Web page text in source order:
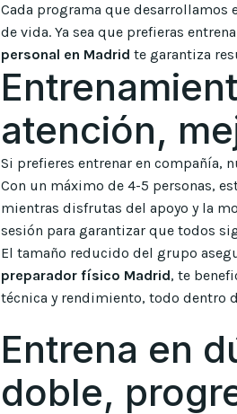
Cada programa que
de vida. Ya sea que prefieras
personal en Madrid te garantiza
atención,
Si prefieres entrenar en compañía,
Con un máximo de 4-5 personas,
mientras disfrutas del apoyo y la
sesión para garantizar que todos
El tamaño reducido del grupo
preparador físico Madrid, te
técnica y rendimiento, todo dentro
Entrena en
doble,